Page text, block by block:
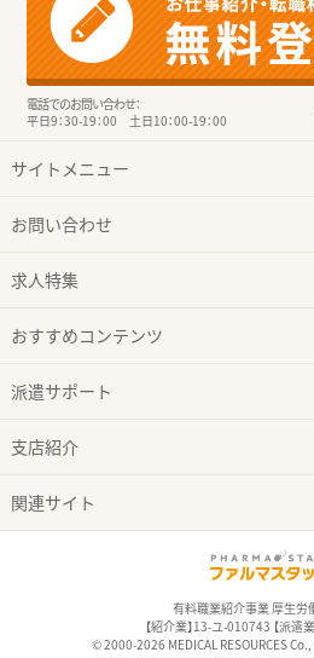
電話でのお問い合わせ：
平日9：30-19：00 土日10：00-19：00
サイトメニュー
お問い合わせ
求人特集
おすすめコンテンツ
派遣サポート
支店紹介
関連サイト
有料職業紹介事業 厚生労
【紹介業】13-ユ-010743 【派遣
© 2000-2026 MEDICAL RESOURCES